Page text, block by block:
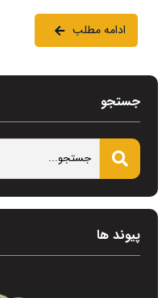
ادامه مطلب
جستجو
پیوند ها